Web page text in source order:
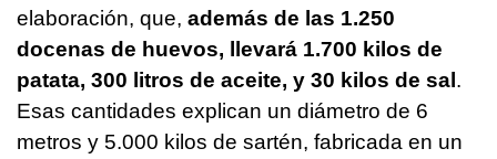
elaboración, que, además de las 1.250
docenas de huevos, llevará 1.700 kilos de
patata, 300 litros de aceite, y 30 kilos de sal.
Esas cantidades explican un diámetro de 6
metros y 5.000 kilos de sartén, fabricada en un